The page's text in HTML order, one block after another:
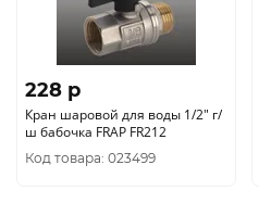
228 p
Кран шаровой для воды 1/2" г/
ш бабочка FRAP FR212
Код товара: 023499